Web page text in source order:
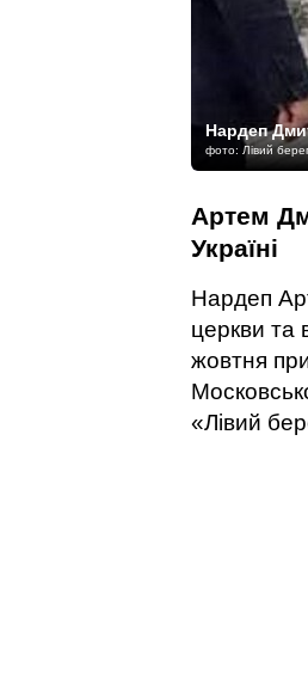
Нардеп
фото: Лівий
Артем
Україні
Нардеп
церкви та
жовтня
«Лівий